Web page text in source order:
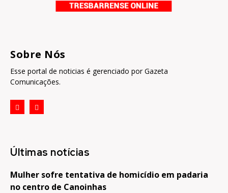
Sobre Nós
Esse portal de noticias é gerenciado por Gazeta
Comunicações.
Últimas notícias
Mulher sofre tentativa de homicídio em padaria
no centro de Canoinhas